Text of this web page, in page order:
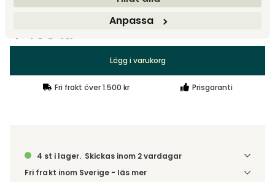
Anpassa
4 495 kr
Lägg i varukorg
Fri frakt över 1.500 kr Prisgaranti
4 st i lager. Skickas inom 2 vardagar
Fri frakt inom Sverige - läs mer